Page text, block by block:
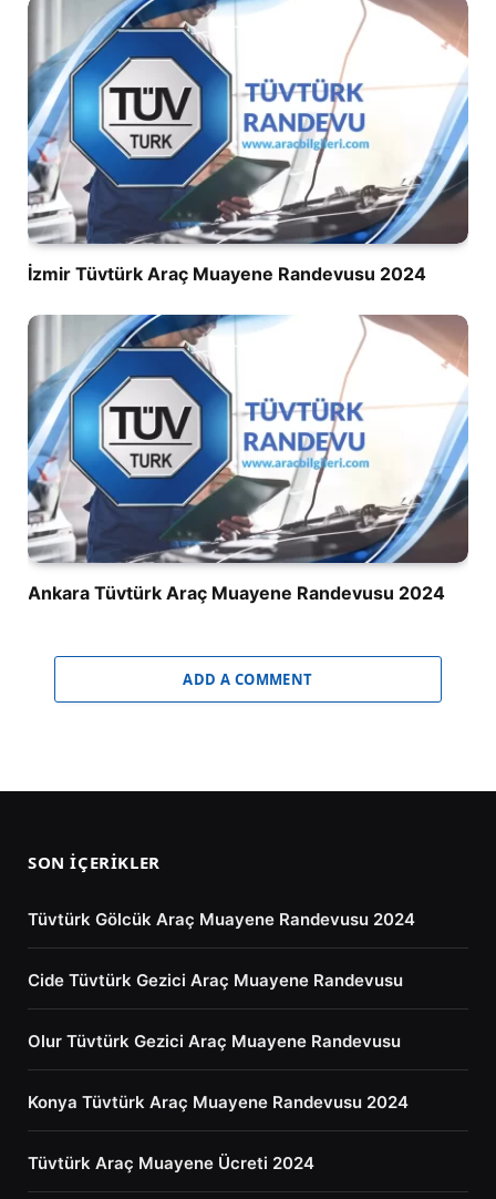
İzmir Tüvtürk Araç Muayene Randevusu 2024
Ankara Tüvtürk Araç Muayene Randevusu 2024
ADD A COMMENT
SON İÇERIKLER
Tüvtürk Gölcük Araç Muayene Randevusu 2024
Cide Tüvtürk Gezici Araç Muayene Randevusu
Olur Tüvtürk Gezici Araç Muayene Randevusu
Konya Tüvtürk Araç Muayene Randevusu 2024
Tüvtürk Araç Muayene Ücreti 2024